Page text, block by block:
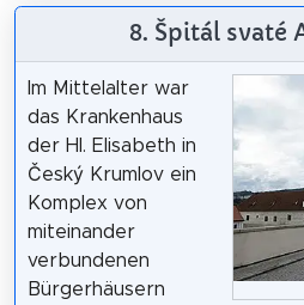
8. Špitál svaté
Im Mittelalter war
das Krankenhaus
der Hl. Elisabeth in
Český Krumlov ein
Komplex von
miteinander
verbundenen
Bürgerhäusern